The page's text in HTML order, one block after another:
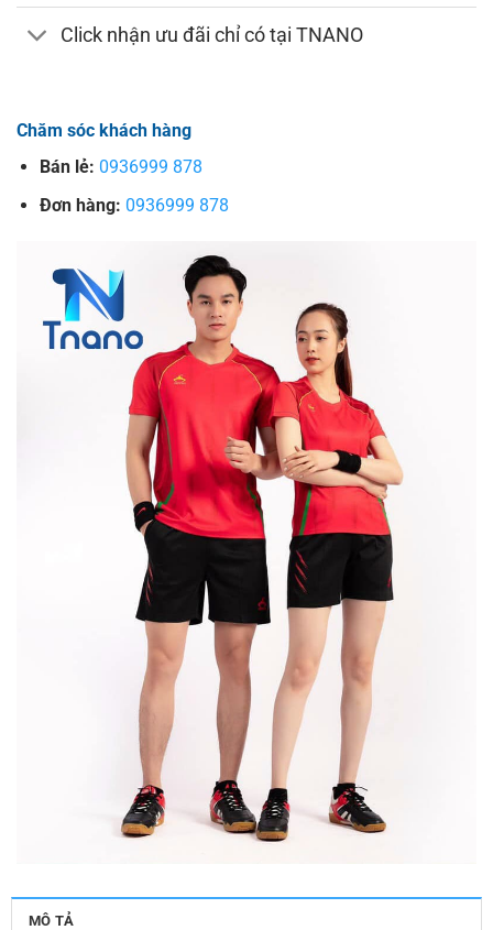
Click nhận ưu đãi chỉ có tại TNANO
Chăm sóc khách hàng
Bán lẻ: 0936999 878
Đơn hàng: 0936999 878
MÔ TẢ